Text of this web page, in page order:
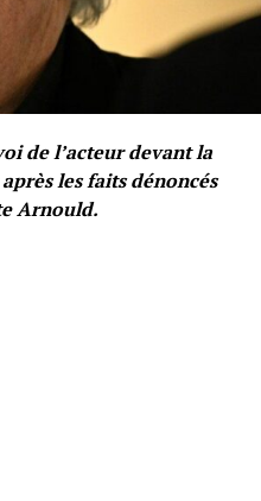
de l’acteur devant la
les faits dénoncés
Arnould.